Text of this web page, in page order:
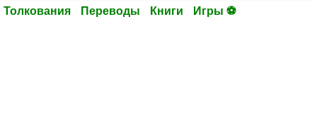
Толкования Переводы Книги Игры ⚽